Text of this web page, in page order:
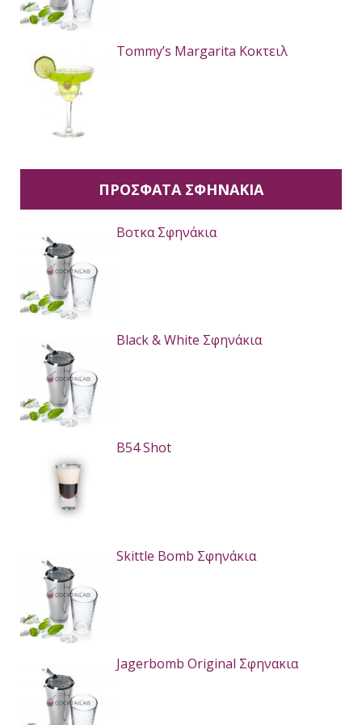
Tommy’s Margarita Κοκτειλ
ΠΡΟΣΦΑΤΑ ΣΦΗΝΑΚΙΑ
Βοτκα Σφηνάκια
Black & White Σφηνάκια
B54 Shot
Skittle Bomb Σφηνάκια
Jagerbomb Original Σφηνακια